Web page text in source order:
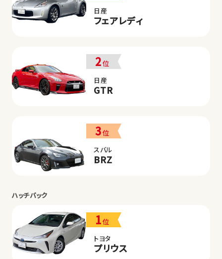
日産
フェアレディ
2位
日産
GTR
3位
スバル
BRZ
ハッチバック
1位
トヨタ
プリウス